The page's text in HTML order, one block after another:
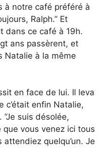
à notre café préféré à
Ralph.” Et
dans ce café à 19h.
ans passèrent, et
Natalie à la même
en face de lui. Il leva
c’était enfin Natalie,
“Je suis désolée,
que vous venez ici tous
quelqu’un. Je